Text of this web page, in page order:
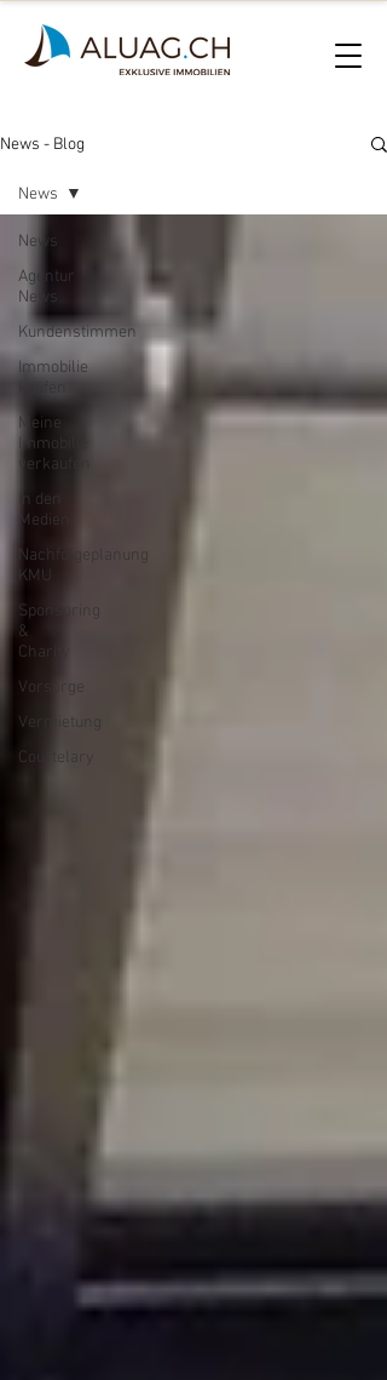
News - Blog
News
Agentur
News
Kundenstimmen
Immobilie
Meine
Immobilie
verkaufen
In den
Medien
Nachfolgeplanung
KMU
Sponsoring
&
Charity
Vorsorge
Vermietung
Courtelary
News